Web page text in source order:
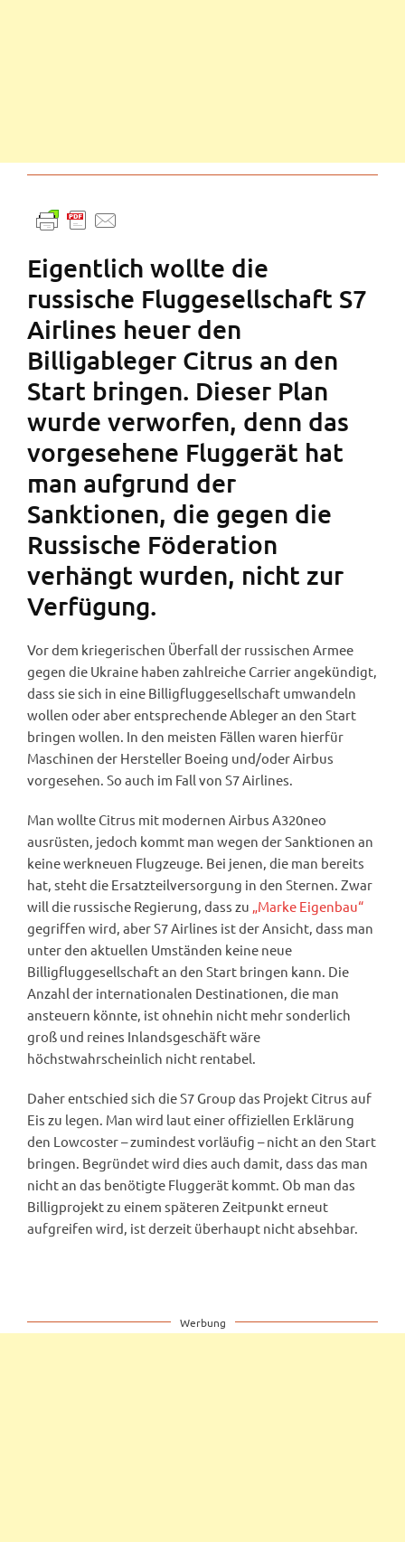
Eigentlich wollte die
russische Fluggesellschaft S7
Airlines heuer den
Billigableger Citrus an den
Start bringen. Dieser Plan
wurde verworfen, denn das
vorgesehene Fluggerät hat
man aufgrund der
Sanktionen, die gegen die
Russische Föderation
verhängt wurden, nicht zur
Verfügung.
Vor dem kriegerischen Überfall der russischen Armee
gegen die Ukraine haben zahlreiche Carrier angekündigt,
dass sie sich in eine Billigfluggesellschaft umwandeln
wollen oder aber entsprechende Ableger an den Start
bringen wollen. In den meisten Fällen waren hierfür
Maschinen der Hersteller Boeing und/oder Airbus
vorgesehen. So auch im Fall von S7 Airlines.
Man wollte Citrus mit modernen Airbus A320neo
ausrüsten, jedoch kommt man wegen der Sanktionen an
keine werkneuen Flugzeuge. Bei jenen, die man bereits
hat, steht die Ersatzteilversorgung in den Sternen. Zwar
will die russische Regierung, dass zu „Marke Eigenbau“
gegriffen wird, aber S7 Airlines ist der Ansicht, dass man
unter den aktuellen Umständen keine neue
Billigfluggesellschaft an den Start bringen kann. Die
Anzahl der internationalen Destinationen, die man
ansteuern könnte, ist ohnehin nicht mehr sonderlich
groß und reines Inlandsgeschäft wäre
höchstwahrscheinlich nicht rentabel.
Daher entschied sich die S7 Group das Projekt Citrus auf
Eis zu legen. Man wird laut einer offiziellen Erklärung
den Lowcoster – zumindest vorläufig – nicht an den Start
bringen. Begründet wird dies auch damit, dass das man
nicht an das benötigte Fluggerät kommt. Ob man das
Billigprojekt zu einem späteren Zeitpunkt erneut
aufgreifen wird, ist derzeit überhaupt nicht absehbar.
Werbung